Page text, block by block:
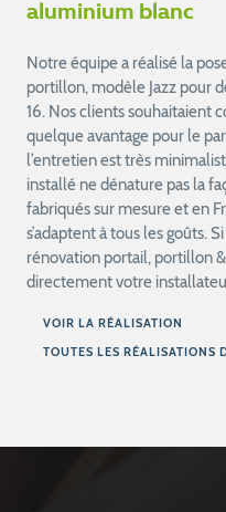
aluminium blanc
Notre équipe a réalisé la
portillon, modèle Jazz pour
16. Nos clients souhaitaient
quelque avantage pour le
l’entretien est très
installé ne dénature pas la
fabriqués sur mesure et en
s’adaptent à tous les goûts.
rénovation portail, portillon
directement votre
VOIR LA RÉALISATION
TOUTES LES RÉALISATIONS